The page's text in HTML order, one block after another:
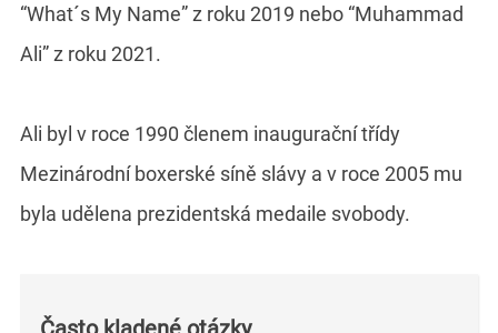
“What´s My Name” z roku 2019 nebo “Muhammad
Ali” z roku 2021.
Ali byl v roce 1990 členem inaugurační třídy
Mezinárodní boxerské síně slávy a v roce 2005 mu
byla udělena prezidentská medaile svobody.